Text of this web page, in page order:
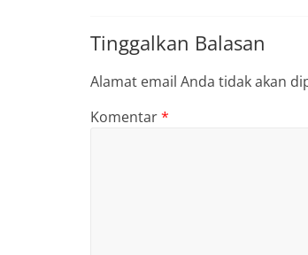
Tinggalkan Balasan
Alamat email Anda tidak akan
Komentar*